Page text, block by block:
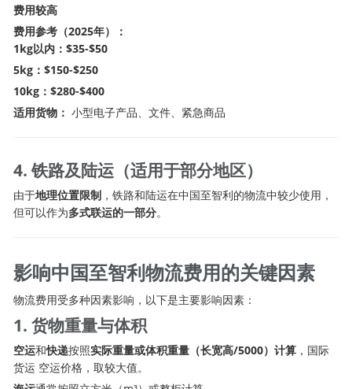
费用较高
费用参考（2025年）：
1kg以内：$35-$50
5kg：$150-$250
10kg：$280-$400
适用货物： 小型电子产品、文件、紧急商品
4. 铁路及陆运（适用于部分地区）
由于地理位置限制 ，铁路和陆运在中国至智利的物流中较少使用，
但可以作为多式联运的一部分。
影响中国至智利物流费用的关键因素
物流费用受多种因素影响，以下是主要影响因素：
1. 货物重量与体积
空运和快递按照实际重量或体积重量（长宽高/5000）计算 ， 国际
货运 空运价格 ，取较大值。